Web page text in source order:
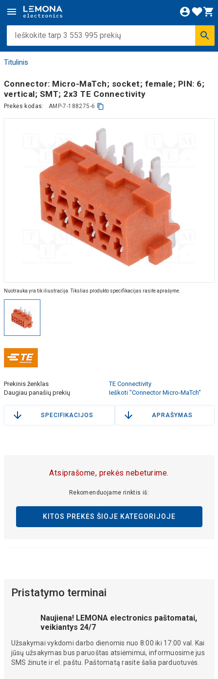
Titulinis
Connector: Micro-MaTch; socket; female; PIN: 6;
vertical; SMT; 2x3 TE Connectivity
Prekės kodas: AMP-7-188275-6
Nuotrauka yra tik iliustracija. Tikslias produkto specifikacijas rasite aprašyme.
Prekinis ženklas
TE Connectivity
Daugiau panašių prekių
Ieškoti "Connector Micro-MaTch"
SPECIFIKACIJOS APRAŠYMAS
Atsiprašome, prekės nebeturime.
Rekomenduojame rinktis iš:
KITOS PREKĖS ŠIOJE KATEGORIJOJE
Pristatymo terminai
Naujiena! LEMONA electronics paštomatai,
veikiantys 24/7
Užsakymai vykdomi darbo dienomis nuo 8:00 iki 17:00 val. Kai
jūsų užsakymas bus paruoštas atsiėmimui, informuosime jus
SMS žinute ir el. paštu. Paštomatą rasite šalia parduotuvės.